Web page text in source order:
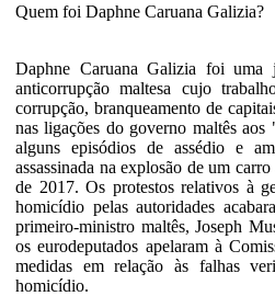
Quem foi Daphne Caruana Galizia?
Daphne Caruana Galizia foi uma
anticorrupção maltesa cujo
corrupção, branqueamento de
nas ligações do governo maltês aos
alguns episódios de assédio e
assassinada na explosão de um
de 2017. Os protestos relativos à
homicídio pelas autoridades
primeiro-ministro maltês, Joseph
os eurodeputados apelaram à
medidas em relação às falhas
homicídio.